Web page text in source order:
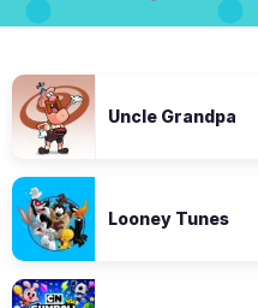
Uncle Grandpa
Looney Tunes